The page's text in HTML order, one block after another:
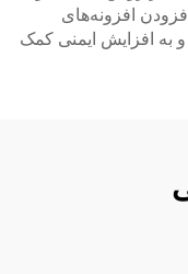
افزونه‌های
افزایش ایمنی کمک